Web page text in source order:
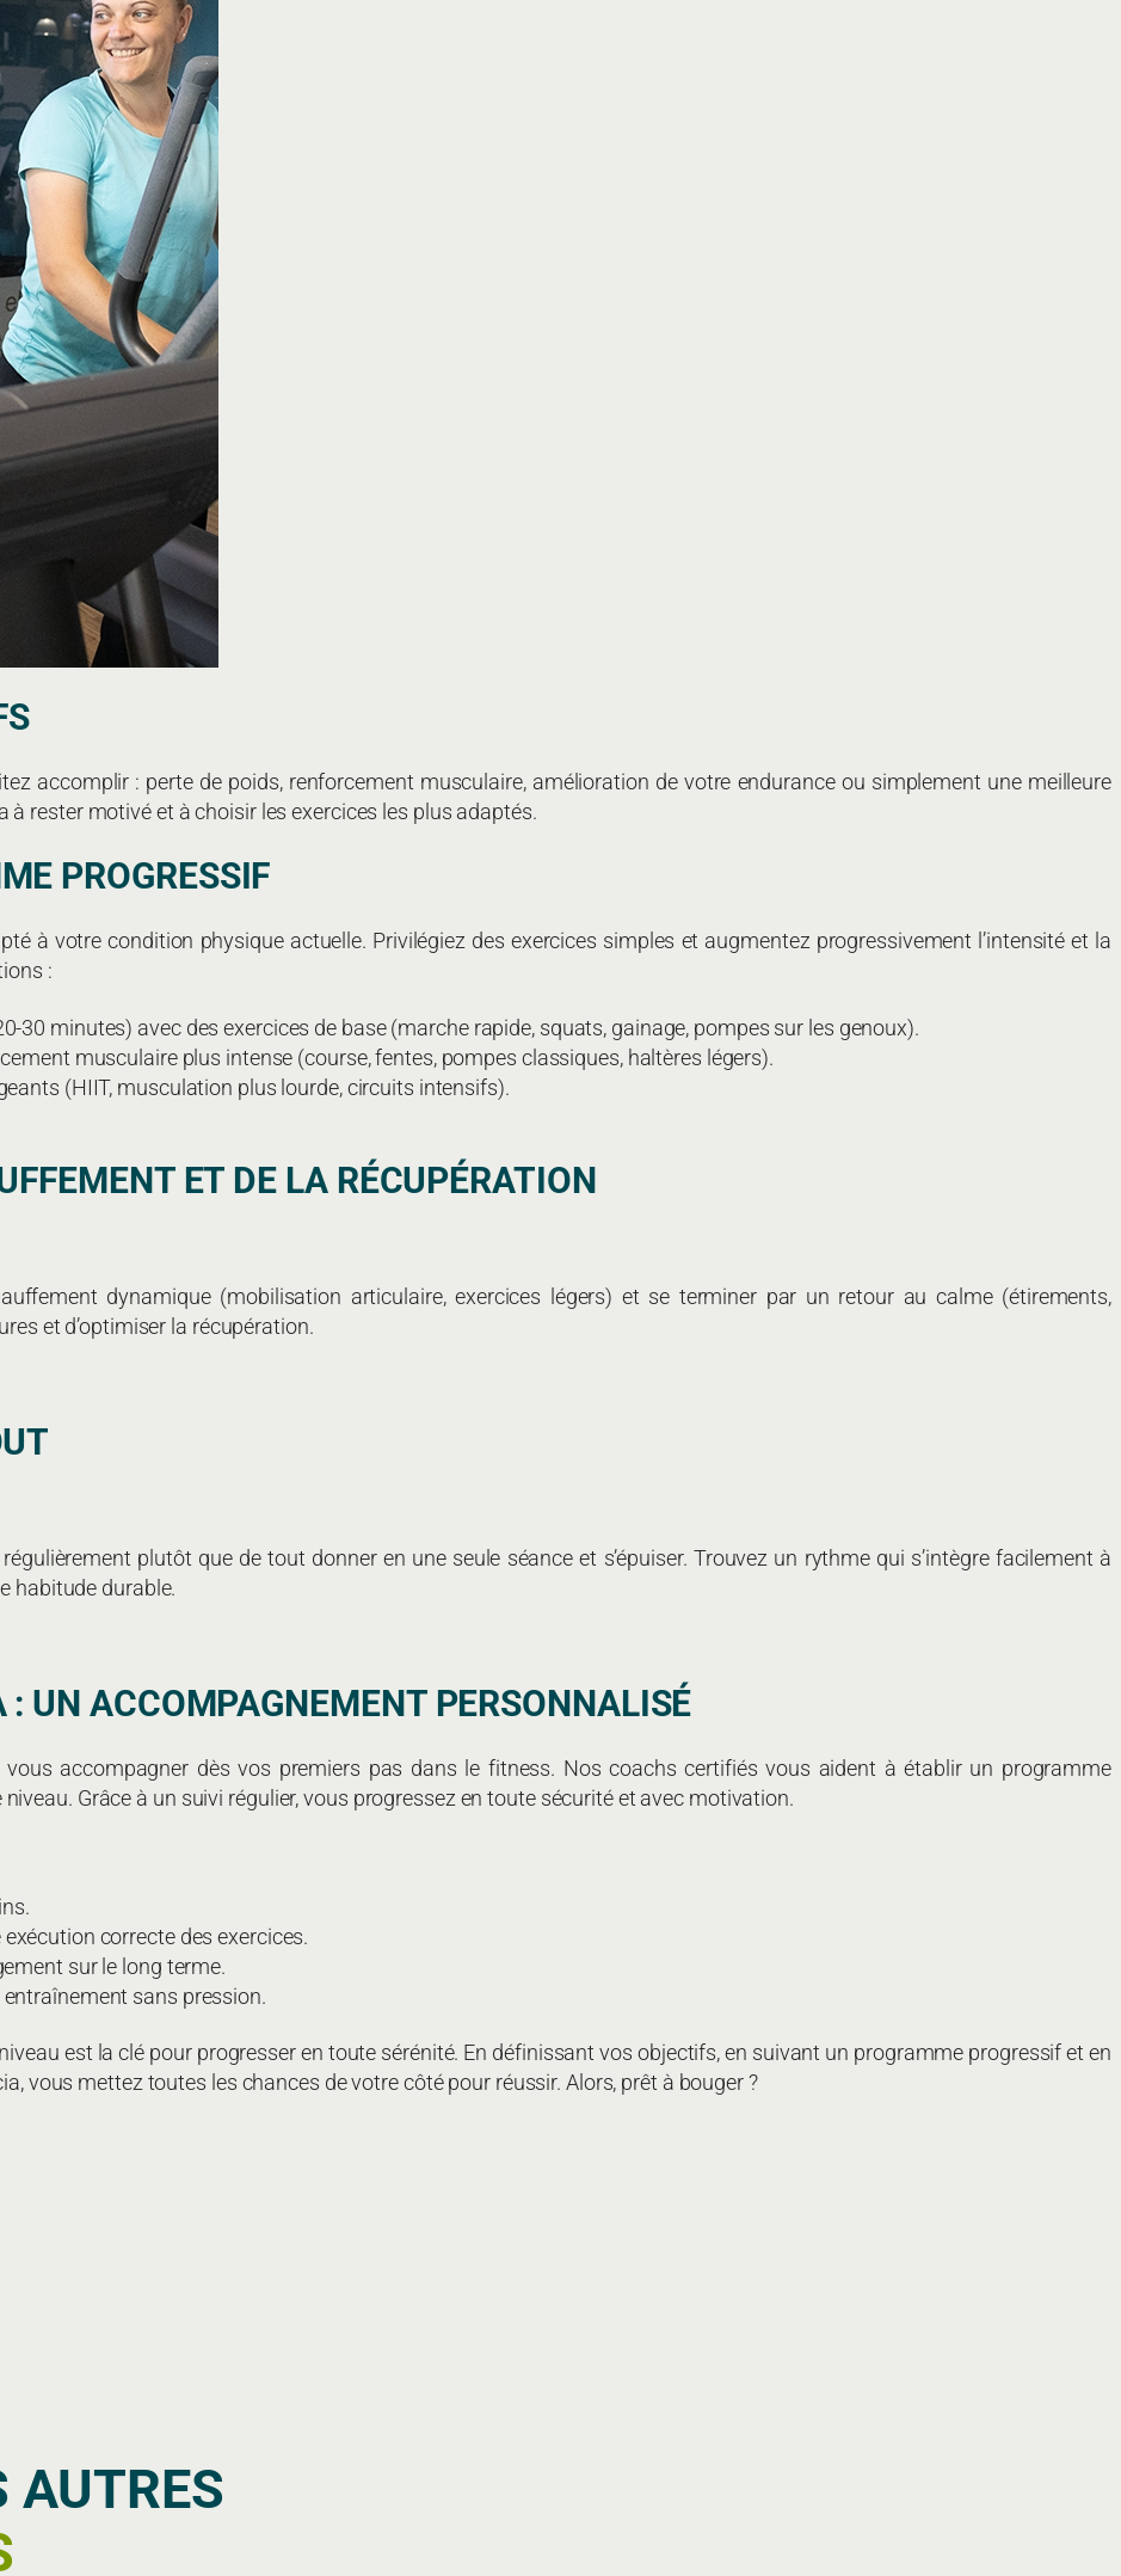
accomplir : perte de poids, renforcement musculaire, amélioration de votre endurance ou simplement une meilleure
rester motivé et à choisir les exercices les plus adaptés.
PROGRESSIF
à votre condition physique actuelle. Privilégiez des exercices simples et augmentez progressivement l’intensité et la
:
30 minutes) avec des exercices de base (marche rapide, squats, gainage, pompes sur les genoux).
musculaire plus intense (course, fentes, pompes classiques, haltères légers).
(HIIT, musculation plus lourde, circuits intensifs).
ET DE LA RÉCUPÉRATION
dynamique (mobilisation articulaire, exercices légers) et se terminer par un retour au calme (étirements,
et d’optimiser la récupération.
plutôt que de tout donner en une seule séance et s’épuiser. Trouvez un rythme qui s’intègre facilement à
habitude durable.
UN ACCOMPAGNEMENT PERSONNALISÉ
accompagner dès vos premiers pas dans le fitness. Nos coachs certifiés vous aident à établir un programme
Grâce à un suivi régulier, vous progressez en toute sécurité et avec motivation.
correcte des exercices.
sur le long terme.
sans pression.
est la clé pour progresser en toute sérénité. En définissant vos objectifs, en suivant un programme progressif et en
vous mettez toutes les chances de votre côté pour réussir. Alors, prêt à bouger ?
AUTRES